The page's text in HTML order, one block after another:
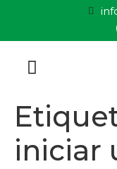
iniciar